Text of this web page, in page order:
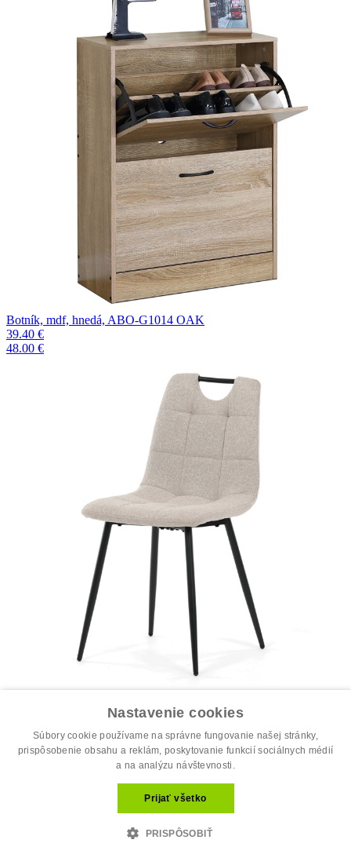
Botník, mdf, hnedá, ABO-G1014 OAK
39.40 €
48.00 €
Jedálenská stolička, béžová, látka, D...
44.00 €
Nastavenie cookies
Súbory cookie používame na správne fungovanie našej stránky,
prispôsobenie obsahu a reklám, poskytovanie funkcií sociálnych médií
a na analýzu návštevnosti.
Prijať všetko
PRISPÔSOBIŤ